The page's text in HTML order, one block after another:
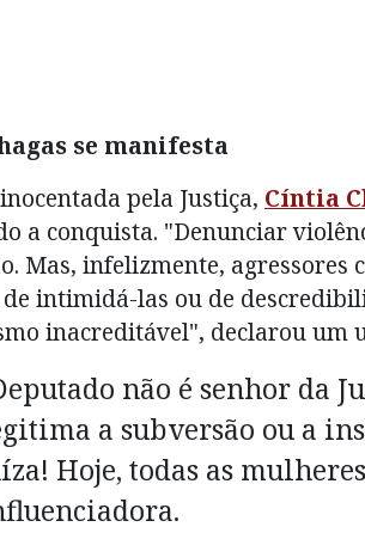
se manifesta
pela Justiça, Cíntia
a conquista. "Denunciar
Mas, infelizmente, agressores
intimidá-las ou de
inacreditável", declarou um
não é senhor da
a subversão ou a
Hoje, todas as